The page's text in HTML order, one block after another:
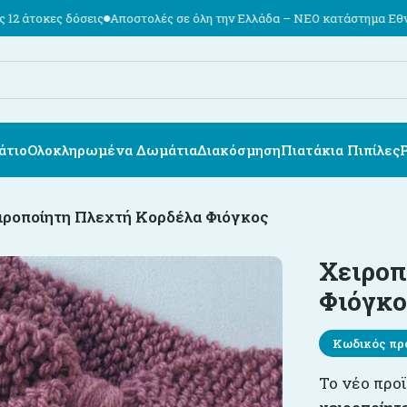
Αποστολές σε όλη την Ελλάδα – ΝΕΟ κατάστημα Εθν.
Ολοκληρωμένα ΔωμάτιαΔιακόσμησηΠιατάκια Πιπίλες
Πλεχτή Κορδέλα Φιόγκος
Κωδικός
Το νέο